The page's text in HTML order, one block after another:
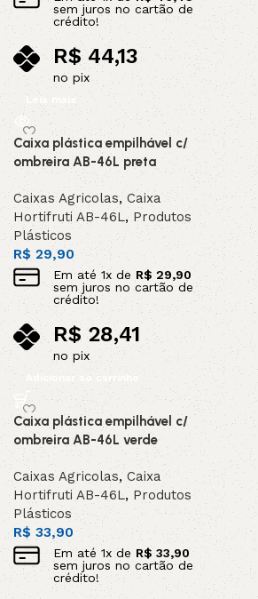
sem juros no cartão de
crédito!
R$44,13
no pix
Leia mais
Caixa plástica empilhável c/
ombreira AB-46L preta
Caixas Agricolas, Caixa
Hortifruti AB-46L, Produtos
Plásticos
R$ 29,90
Em até 1x de R$ 29,90
sem juros no cartão de
crédito!
R$ 28,41
no pix
Adicionar ao carrinho
Caixa plástica empilhável c/
ombreira AB-46L verde
Caixas Agricolas, Caixa
Hortifruti AB-46L, Produtos
Plásticos
R$ 33,90
Em até 1x de R$33,90
sem juros no cartão de
crédito!